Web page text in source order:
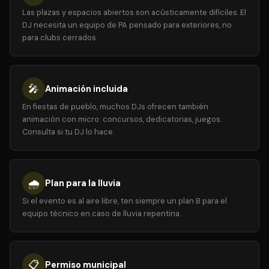
Las plazas y espacios abiertos son acústicamente difíciles. El
DJ necesita un equipo de PA pensado para exteriores, no
para clubs cerrados.
🎤 Animación incluida
En fiestas de pueblo, muchos DJs ofrecen también
animación con micro: concursos, dedicatorias, juegos.
Consulta si tu DJ lo hace.
🌧️ Plan para la lluvia
Si el evento es al aire libre, ten siempre un plan B para el
equipo técnico en caso de lluvia repentina.
📋 Permiso municipal